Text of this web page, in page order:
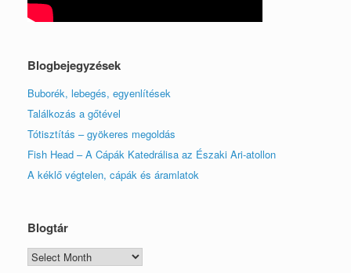
Blogbejegyzések
Buborék, lebegés, egyenlítések
Találkozás a gőtével
Tótisztítás – gyökeres megoldás
Fish Head – A Cápák Katedrálisa az Északi Ari-atollon
A kéklő végtelen, cápák és áramlatok
Blogtár
Blogtár